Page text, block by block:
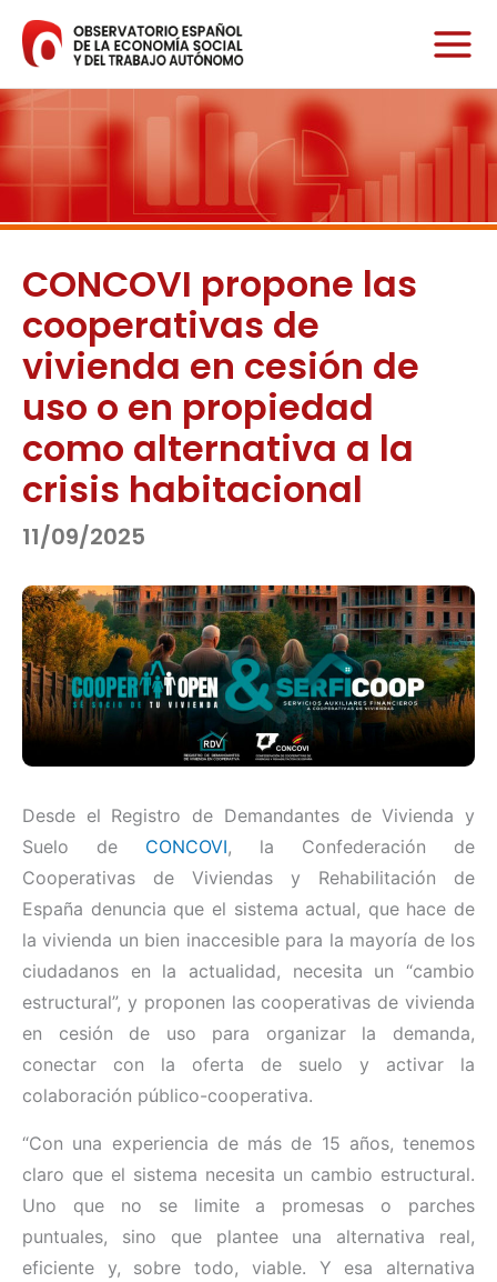
contenido
CONCOVI propone las
cooperativas de
vivienda en cesión de
uso o en propiedad
como alternativa a la
crisis habitacional
11/09/2025
Desde el Registro de Demandantes de Vivienda y
Suelo de CONCOVI, la Confederación de
Cooperativas de Viviendas y Rehabilitación de
España denuncia que el sistema actual, que hace de
la vivienda un bien inaccesible para la mayoría de los
ciudadanos en la actualidad, necesita un “cambio
estructural”, y proponen las cooperativas de vivienda
en cesión de uso para organizar la demanda,
conectar con la oferta de suelo y activar la
colaboración público-cooperativa.
“Con una experiencia de más de 15 años, tenemos
claro que el sistema necesita un cambio estructural.
Uno que no se limite a promesas o parches
puntuales, sino que plantee una alternativa real,
eficiente y, sobre todo, viable. Y esa alternativa